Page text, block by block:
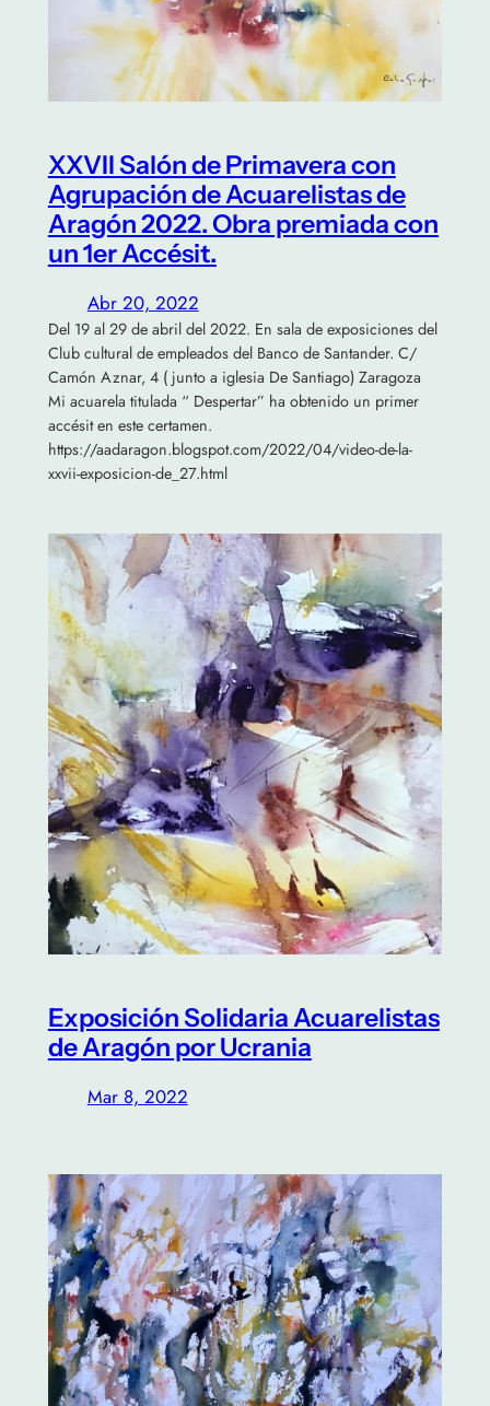
XXVII Salón de Primavera con
Agrupación de Acuarelistas de
Aragón 2022. Obra premiada con
un 1er Accésit.
Abr 20, 2022
Del 19 al 29 de abril del 2022. En sala de exposiciones del
Club cultural de empleados del Banco de Santander. C/
Camón Aznar, 4 ( junto a iglesia De Santiago) Zaragoza
Mi acuarela titulada “ Despertar” ha obtenido un primer
accésit en este certamen.
https://aadaragon.blogspot.com/2022/04/video-de-la-
xxvii-exposicion-de_27.html
Exposición Solidaria Acuarelistas
de Aragón por Ucrania
Mar 8, 2022